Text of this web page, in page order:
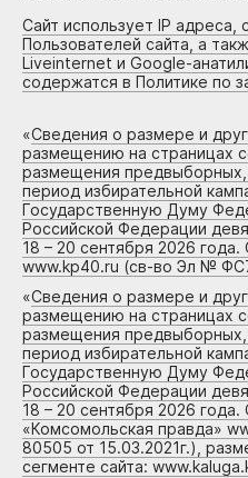
Сайт использует IP адреса,
Пользователей сайта, а
Liveinternet и Google-
содержатся в Политике по
«Сведения о размере и
размещению на страницах
размещения предвыборных,
период избирательной
Государственную Думу
Российской Федерации
18 – 20 сентября 2026
www.kp40.ru (св-во Эл №
«Сведения о размере и
размещению на страницах
размещения предвыборных,
период избирательной
Государственную Думу
Российской Федерации
18 – 20 сентября 2026
«Комсомольская правда»
80505 от 15.03.2021г.),
сегменте сайта: